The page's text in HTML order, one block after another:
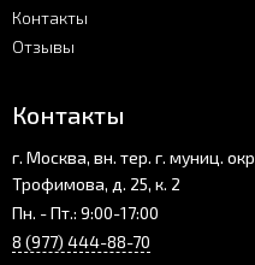
Контакты
Отзывы
Контакты
г. Москва, вн. тер. г. муниц.
Трофимова, д. 25, к. 2
Пн. - Пт.: 9:00-17:00
8 (977) 444-88-70